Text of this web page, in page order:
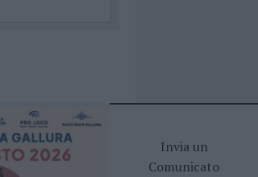
Invia un
Comunicato